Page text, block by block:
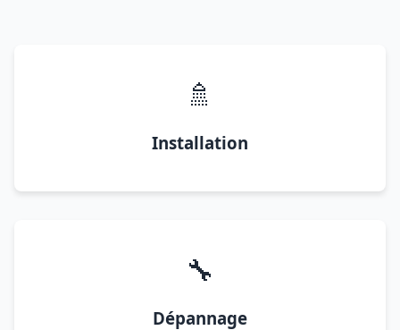
🚿
Installation
🔧
Dépannage